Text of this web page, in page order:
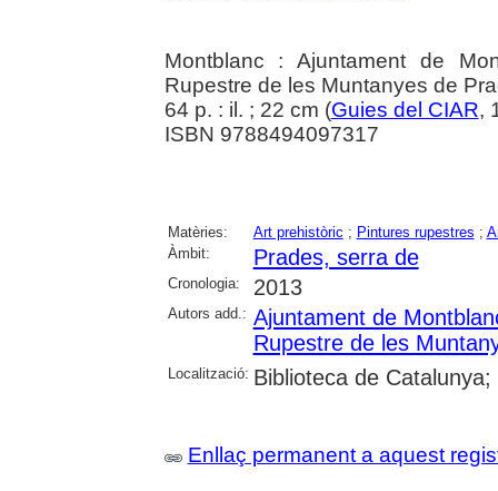
Montblanc : Ajuntament de
Rupestre de les Muntanyes de
64 p. : il. ; 22 cm (Guies del CIAR,
ISBN 9788494097317
Matèries: Art prehistòric ; Pintures rupestres ;
Àmbit:
Prades, serra de
Cronologia: 2013
Autors add.: Ajuntament de
Rupestre de les
Localització: Biblioteca de
Enllaç permanent a aquest